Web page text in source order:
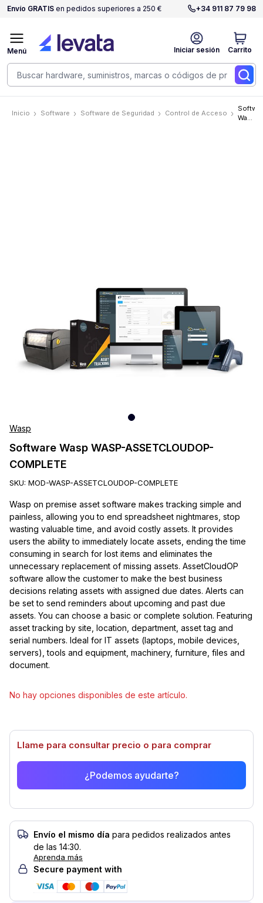
Envío GRATIS en pedidos superiores a 250 € +34 911 87 79 98
Iniciar sesión Carrito
Menú
Inicio Software Software de Seguridad Control de Acceso
Wasp
Wasp
Software Wasp WASP-ASSETCLOUDOP-
COMPLETE
SKU: MOD-WASP-ASSETCLOUDOP-COMPLETE
Wasp on premise asset software makes tracking simple and
painless, allowing you to end spreadsheet nightmares, stop
wasting valuable time, and avoid costly assets. It provides
users the ability to immediately locate assets, ending the time
consuming in search for lost items and eliminates the
unnecessary replacement of missing assets. AssetCloudOP
software allow the customer to make the best business
decisions relating assets with assigned due dates. Alerts can
be set to send reminders about upcoming and past due
assets. You can choose a basic or complete solution. Featuring
asset tracking by site, location, department, asset tag and
serial numbers. Ideal for IT assets (laptops, mobile devices,
servers), tools and equipment, machinery, furniture, files and
document.
Seleccionar modelo
No hay opciones disponibles de este artículo.
Llame para consultar precio o para comprar
¿Podemos ayudarte?
Envío el mismo día para pedidos realizados antes
de las 14:30.
Aprenda más
Secure payment with